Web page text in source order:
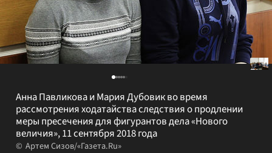
Анна Павликова и Мария Дубовик во время
рассмотрения ходатайства следствия о продлении
меры пресечения для фигурантов дела «Нового
величия», 11 сентября 2018 года
Артем Сизов/«Газета.Ru»